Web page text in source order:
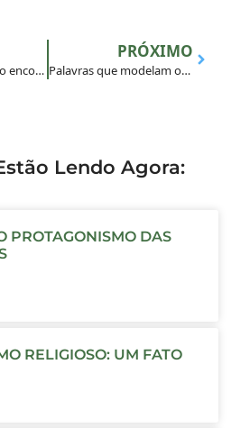
Por uma cultura do encontro
PRÓXIMO
Palavras que modelam ou deformam
Lendo Agora:
PROTAGONISMO DAS
RELIGIOSO: UM FATO